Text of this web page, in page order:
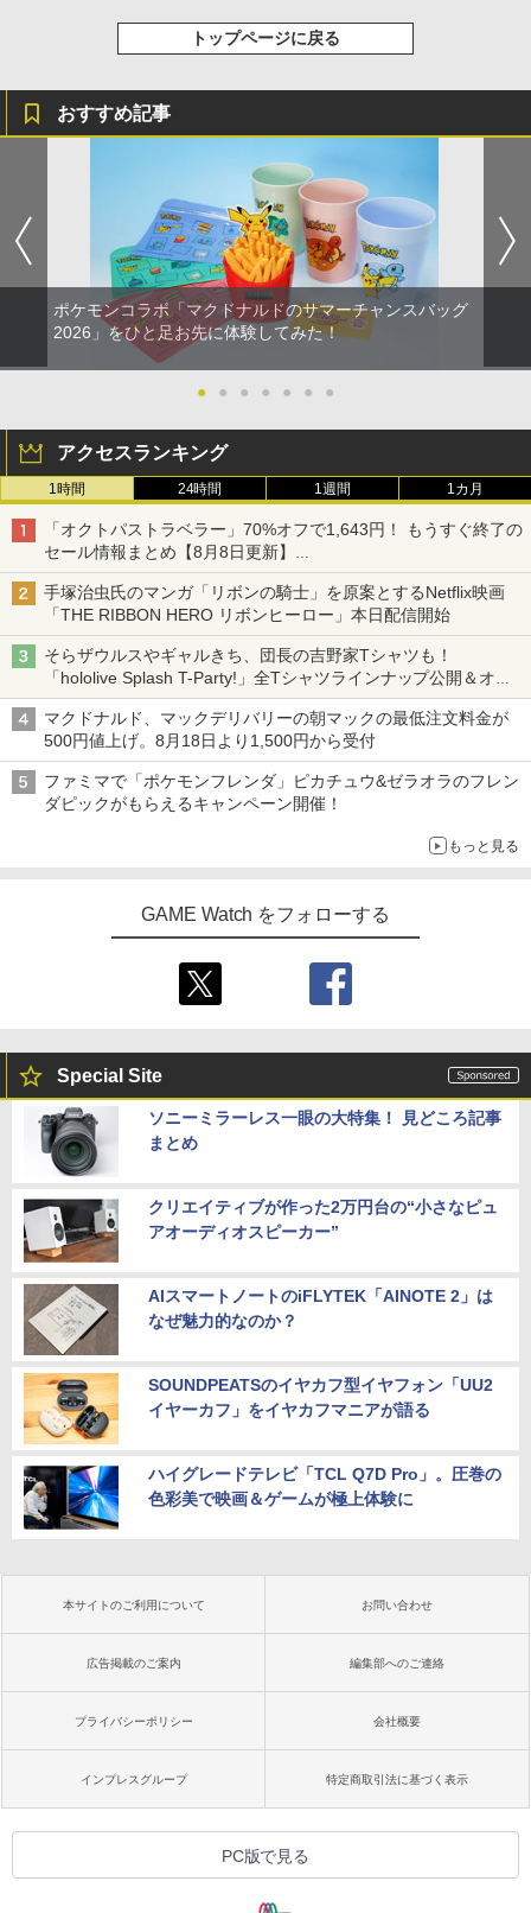
トップページに戻る
おすすめ記事
ポケモンコラボ「マクドナルドのサマーチャンスバッグ
2026」をひと足お先に体験してみた！
● ● ● ● ● ● ●
アクセスランキング
1時間 24時間 1週間 1カ月
「オクトパストラベラー」70%オフで1,643円！ もうすぐ終了の
セール情報まとめ【8月8日更新】
ニンテンドーeショップでは「大神 絶景版」が67%オフで990円
手塚治虫氏のマンガ「リボンの騎士」を原案とするNetflix映画
「THE RIBBON HERO リボンヒーロー」本日配信開始
そらザウルスやギャルきち、団長の吉野家Tシャツも！
「hololive Splash T-Party!」全Tシャツラインナップ公開＆オン
ライン販売開始
マクドナルド、マックデリバリーの朝マックの最低注文料金が
500円値上げ。8月18日より1,500円から受付
ファミマで「ポケモンフレンダ」ピカチュウ&ゼラオラのフレン
ダピックがもらえるキャンペーン開催！
もっと見る
GAME Watch をフォローする
Special Site
ソニーミラーレス一眼の大特集！ 見どころ記事
まとめ
クリエイティブが作った2万円台の“小さなピュ
アオーディオスピーカー”
AIスマートノートのiFLYTEK「AINOTE 2」は
なぜ魅力的なのか？
SOUNDPEATSのイヤカフ型イヤフォン「UU2
イヤーカフ」をイヤカフマニアが語る
ハイグレードテレビ「TCL Q7D Pro」。圧巻の
色彩美で映画＆ゲームが極上体験に
本サイトのご利用について お問い合わせ
広告掲載のご案内 編集部へのご連絡
プライバシーポリシー 会社概要
インプレスグループ 特定商取引法に基づく表示
PC版で見る